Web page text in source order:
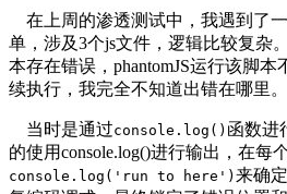
在上周的渗透测试中，我遇到了
单，涉及3个js文件，逻辑比较复杂
本存在错误，phantomJS运行该脚
续执行，我完全不知道出错在哪里。
当时是通过console.log() 函数进
的使用console.log()进行输出，在每
console.log('run to here') 来确